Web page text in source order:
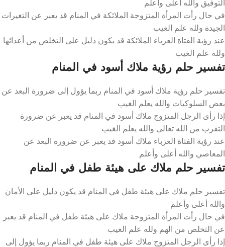
التوفيق والله أعلى وأعلم
في حال رأت المرأة المتزوجة الملائكة في المنام قد يعبر عن التغيرات
الجيدة ولله علم الغيب
عند رؤية الفتاة العزباء الملائكة قد يكون دليل على التخلص من أعدائها
ولله علم الغيب
تفسير حلم رؤية ملاك أسود في المنام
تفسير حلم رؤية ملاك أسود في المنام ربما يؤول إلى ضرورة البعد عن
بعض السلوكيات والله يعلم الغيب
إذا رأى الرجل المتزوج ملاك أسود في المنام قد يعبر عن ضرورة
التقرب من الله تعالى والله يعلم الغيب
عند رؤية الفتاة العزباء ملاك أسود قد يعبر عن ضرورة البعد عن
المعاصي والله أعلى وأعلم
تفسير حلم ملاك على هيئة طفل في المنام
تفسير حلم ملاك على هيئة طفل في المنام قد يكون دليل على الأمان
والله أعلى وأعلم
في حال رأت المرأة المتزوجة ملاك على هيئة طفل في المنام قد يعبر
عن التخلص من الهم ولله علم الغيب
إذا رأى الرجل المتزوج ملاك على هيئة طفل في المنام ربما يؤول إلى